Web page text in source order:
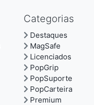
Categorias
Destaques
MagSafe
Licenciados
PopGrip
PopSuporte
PopCarteira
Premium